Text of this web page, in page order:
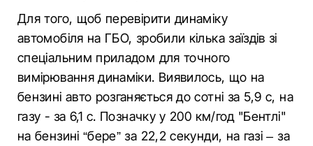
Для того, щоб перевірити динаміку
автомобіля на ГБО, зробили кілька заїздів зі
спеціальним приладом для точного
вимірювання динаміки. Виявилось, що на
бензині авто розганяється до сотні за 5,9 с, на
газу - за 6,1 с. Позначку у 200 км/год "Бентлі"
на бензині “бере” за 22,2 секунди, на газі – за